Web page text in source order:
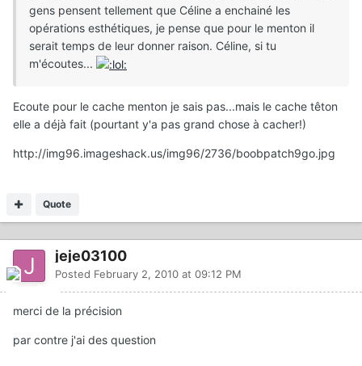
gens pensent tellement que Céline a enchainé les
opérations esthétiques, je pense que pour le menton il
serait temps de leur donner raison. Céline, si tu
m'écoutes...
Ecoute pour le cache menton je sais pas...mais le cache têton
elle a déjà fait (pourtant y'a pas grand chose à cacher!)
http://img96.imageshack.us/img96/2736/boobpatch9go.jpg
Quote
jeje03100
Posted February 2, 2010 at 09:12 PM
merci de la précision
par contre j'ai des question